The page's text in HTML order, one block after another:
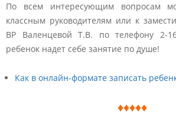
По всем интересующим вопросам
классным руководителям или к
ВР Валенцевой Т.В. по телефону 2-
ребенок надет себе занятие по душе!
Как в онлайн-формате записать
♦♦♦♦♦